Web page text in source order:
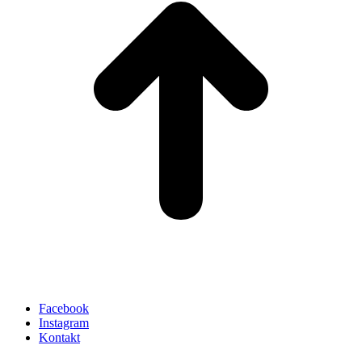
Facebook
Instagram
Kontakt